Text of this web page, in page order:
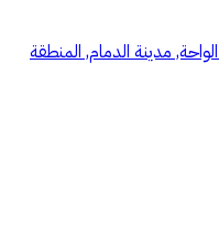
مدينة الدمام, المنطقة